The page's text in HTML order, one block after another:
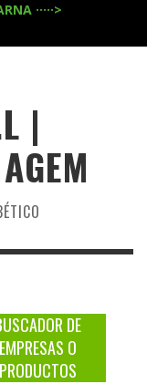
·····>
|
AGEM
DE
EMPRESAS O
PRODUCTOS